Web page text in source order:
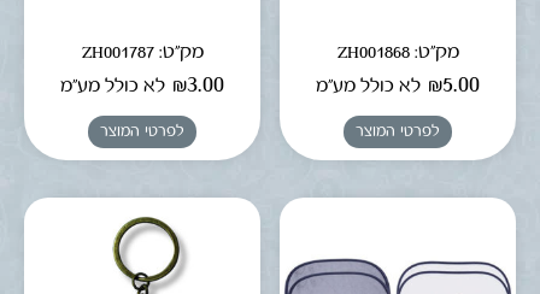
מק"ט: ZH001868
₪5.00 לא כולל מע"מ
לפרטי המוצר
מק"ט: ZH001787
₪3.00 לא כולל מע"מ
לפרטי המוצר